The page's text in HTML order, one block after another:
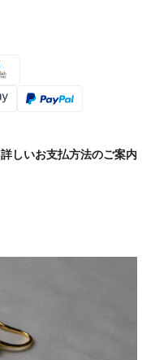
詳しいお支払方法のご案内